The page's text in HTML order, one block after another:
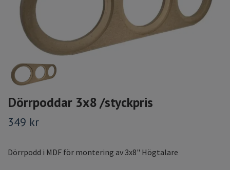
Dörrpoddar 3x8 /styckpris
349 kr
Dörrpodd i MDF för montering av 3x8" Högtalare